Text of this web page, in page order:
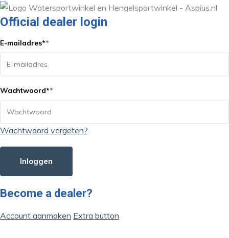
Official dealer login
E-mailadres**
Wachtwoord**
Wachtwoord vergeten?
Inloggen
Become a dealer?
Account aanmaken Extra button